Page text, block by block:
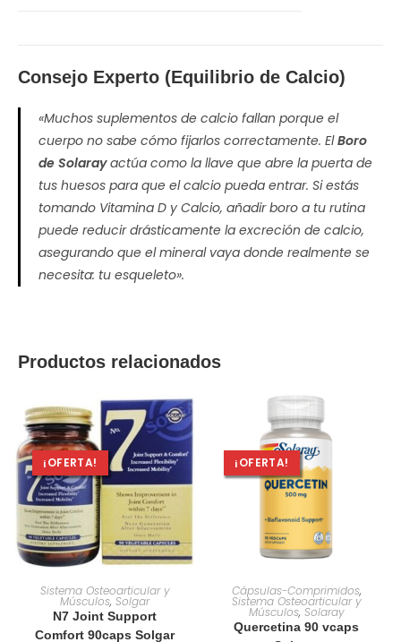
Consejo Experto (Equilibrio de Calcio)
«Muchos suplementos de calcio fallan porque el
cuerpo no sabe cómo fijarlos correctamente. ElBoro
de Solarayactúa como la llave que abre la puerta de
tus huesos para que el calcio pueda entrar. Si estás
tomando Vitamina D y Calcio, añadir boro a tu rutina
puede reducir drásticamente la excreción de calcio,
asegurando que el mineral vaya donde realmente se
necesita: tu esqueleto».
Productos relacionados
¡OFERTA!
AÑADIR AL CARRITO
Sistema Osteoarticular y
Músculos, Solgar
N7 Joint Support
Comfort 90caps Solgar
¡OFERTA!
AÑADIR AL CARRITO
Cápsulas-Comprimidos,
Sistema Osteoarticular y
Músculos, Solaray
Quercetina 90 vcaps